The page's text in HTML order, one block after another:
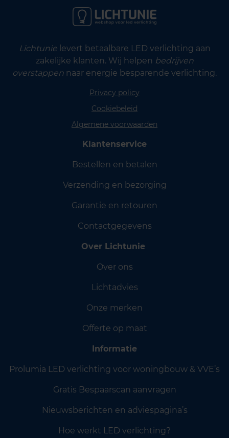
Lichtunielevert betaalbare LED verlichting aan
zakelijke klanten. Wij helpen bedrijven
overstappen naar energie besparende verlichting.
Privacy policy
Cookiebeleid
Algemene voorwaarden
Klantenservice
Bestellen en betalen
Verzending en bezorging
Garantie en retouren
Contactgegevens
Over Lichtunie
Over ons
Lichtadvies
Onze merken
Offerte op maat
Informatie
Prolumia LED verlichting voor woningbouw & VVE’s
Gratis Bespaarscan aanvragen
Nieuwsberichten en adviespagina’s
Hoe werkt LED verlichting?